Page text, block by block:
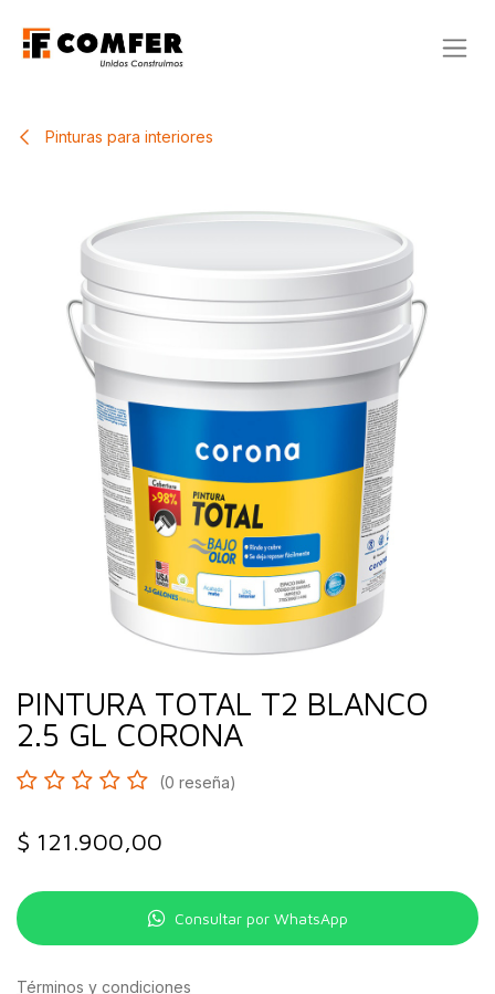
Pinturas para interiores
PINTURA TOTAL T2 BLANCO
2.5 GL CORONA
(0 reseña)
$ 121.900,00
Consultar por WhatsApp
Términos y condiciones